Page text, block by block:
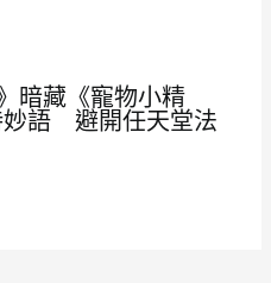
暗藏《寵物小精
語 避開任天堂法